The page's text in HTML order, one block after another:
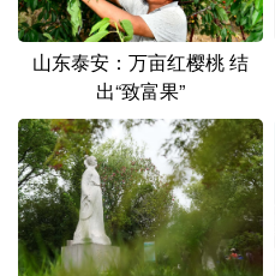
山东泰安：万亩红樱桃 结
出“致富果”